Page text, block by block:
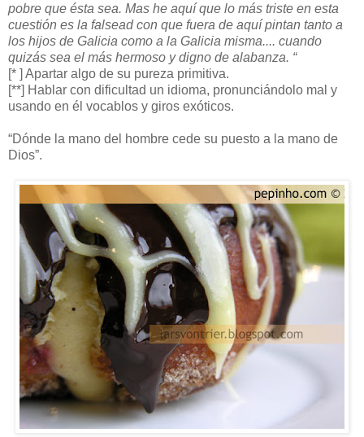
pobre que ésta sea. Mas he aquí que lo más triste en esta
cuestión es la falsead con que fuera de aquí pintan tanto a
los hijos de Galicia como a la Galicia misma.... cuando
quizás sea el más hermoso y digno de alabanza. “
[* ] Apartar algo de su pureza primitiva.
[**] Hablar con dificultad un idioma, pronunciándolo mal y
usando en él vocablos y giros exóticos.
“Dónde la mano del hombre cede su puesto a la mano de
Dios”.